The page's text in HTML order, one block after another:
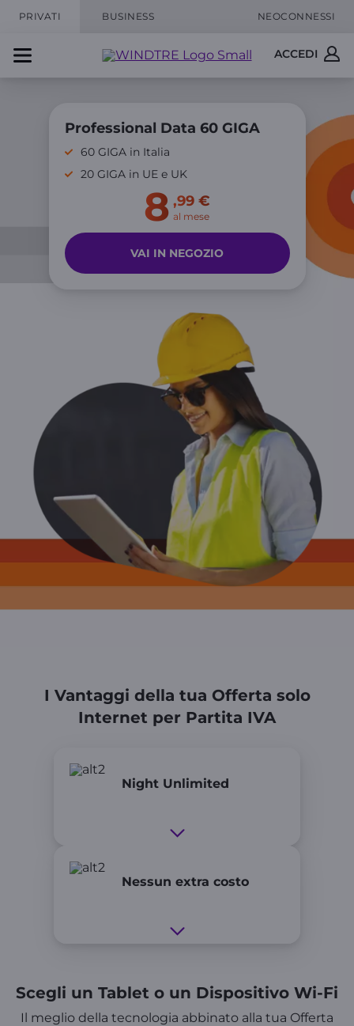
PRIVATI BUSINESS NEOCONNESSI
ACCEDI
Professional Data 60 GIGA
60 GIGA in Italia
20 GIGA in UE e UK
8 ,99 €
al mese
VAI IN NEGOZIO
I Vantaggi della tua Offerta solo
Internet per Partita IVA
Night Unlimited
Nessun extra costo
Scegli un Tablet o un Dispositivo Wi-Fi
Il meglio della tecnologia abbinato alla tua Offerta